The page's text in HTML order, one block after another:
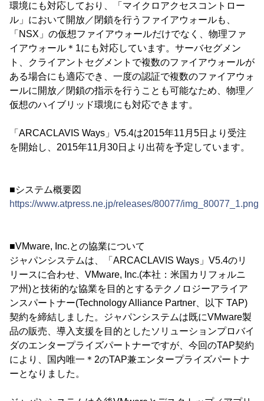
環境にも対応しており、「マイクロアクセスコントロー
ル」において開放／閉鎖を行うファイアウォールも、
「NSX」の仮想ファイアウォールだけでなく、物理ファ
イアウォール＊1にも対応しています。サーバセグメン
ト、クライアントセグメントで複数のファイアウォールが
ある場合にも適応でき、一度の認証で複数のファイアウォ
ールに開放／閉鎖の指示を行うことも可能なため、物理／
仮想のハイブリッド環境にも対応できます。
「ARCACLAVIS Ways」V5.4は2015年11月5日より受注
を開始し、2015年11月30日より出荷を予定しています。
■システム概要図
https://www.atpress.ne.jp/releases/80077/img_80077_1.png
■VMware, Inc.との協業について
ジャパンシステムは、「ARCACLAVIS Ways」V5.4のリ
リースに合わせ、VMware, Inc.(本社：米国カリフォルニ
ア州)と技術的な協業を目的とするテクノロジーアライア
ンスパートナー(Technology Alliance Partner、以下 TAP)
契約を締結しました。ジャパンシステムは既にVMware製
品の販売、導入支援を目的としたソリューションプロバイ
ダのエンタープライズパートナーですが、今回のTAP契約
により、国内唯一＊2のTAP兼エンタープライズパートナ
ーとなりました。